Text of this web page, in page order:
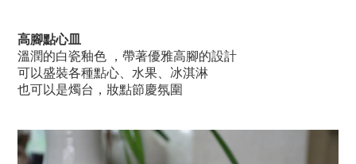
高腳點心皿
溫潤的白瓷釉色 ，帶著優雅高腳的設計
可以盛裝各種點心、水果、冰淇淋
也可以是燭台，妝點節慶氛圍